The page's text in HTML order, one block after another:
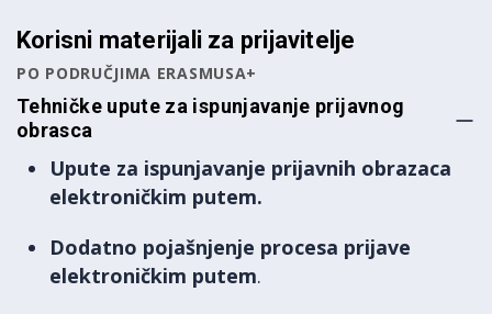
Korisni materijali za prijavitelje
PO PODRUČJIMA ERASMUSA+
Tehničke upute za ispunjavanje prijavnog
obrasca
Upute za ispunjavanje prijavnih obrazaca
elektroničkim putem.
Dodatno pojašnjenje procesa prijave
elektroničkim putem.